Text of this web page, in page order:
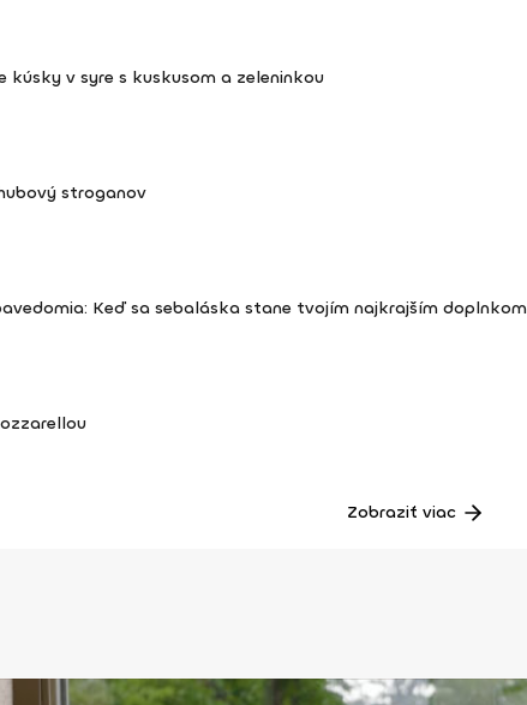
kúsky v syre s kuskusom a zeleninkou
stroganov
Keď sa sebaláska stane tvojím najkrajším doplnkom
Zobraziť viac